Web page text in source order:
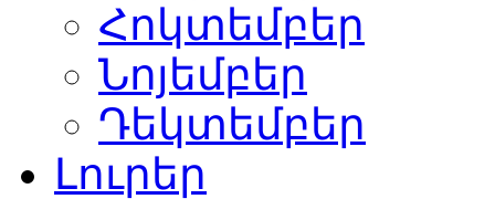
Հոկտեմբեր
Նոյեմբեր
Դեկտեմբեր
Լուրեր